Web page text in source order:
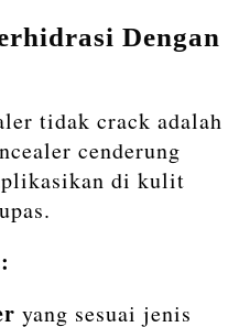
Dengan
tidak crack adalah
cenderung
di kulit
yang sesuai jenis